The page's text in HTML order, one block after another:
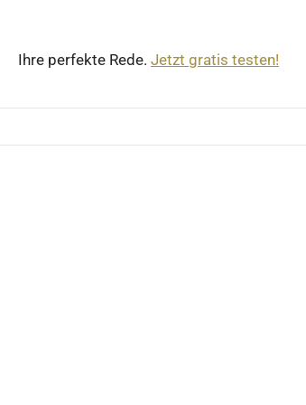
Ihre perfekte Rede. Jetzt gratis testen!